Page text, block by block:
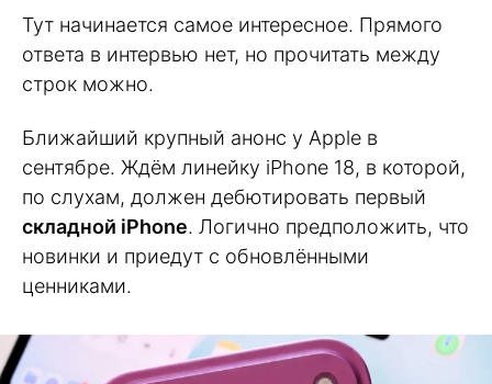
Тут начинается самое интересное. Прямого
ответа в интервью нет, но прочитать между
строк можно.
Ближайший крупный анонс у Apple в
сентябре. Ждём линейку iPhone 18, в которой,
по слухам, должен дебютировать первый
складной iPhone. Логично предположить, что
новинки и приедут с обновлёнными
ценниками.